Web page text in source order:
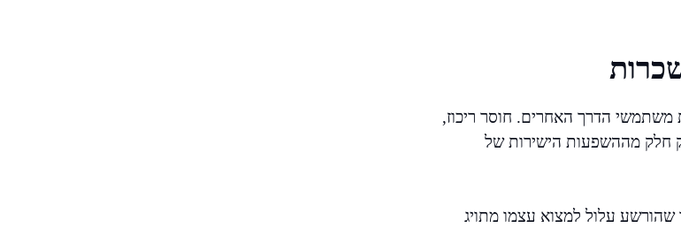
משתמשי הדרך האחרים. חוסר ריכוז,
חלק מההשפעות הישירות של
שהורשע עלול למצוא עצמו מתויג